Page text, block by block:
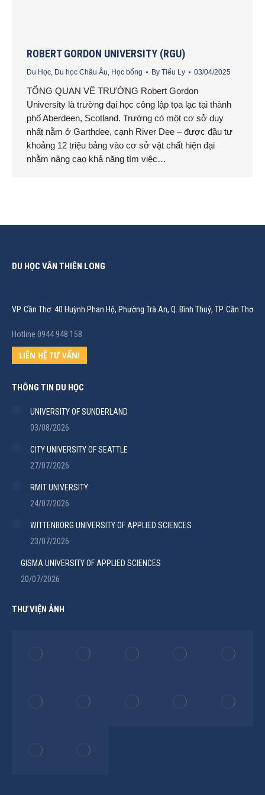
ROBERT GORDON UNIVERSITY (RGU)
Du Học, Du học Châu Âu, Học bổng By Tiểu Ly 03/04/2025
TỔNG QUAN VỀ TRƯỜNG Robert Gordon
University là trường đại học công lập tọa lạc tại thành
phố Aberdeen, Scotland. Trường có một cơ sở duy
nhất nằm ở Garthdee, cạnh River Dee – được đầu tư
khoảng 12 triệu bảng vào cơ sở vật chất hiện đại
nhằm nâng cao khả năng tìm việc…
DU HỌC VÂN THIÊN LONG
VP. Cần Thơ: 40 Huỳnh Phan Hộ, Phường Trà An, Q. Bình Thuỷ, TP. Cần Thơ
Hotline 0944 948 158
LIÊN HỆ TƯ VẤN!
THÔNG TIN DU HỌC
UNIVERSITY OF SUNDERLAND
03/08/2026
CITY UNIVERSITY OF SEATTLE
27/07/2026
RMIT UNIVERSITY
24/07/2026
WITTENBORG UNIVERSITY OF APPLIED SCIENCES
23/07/2026
GISMA UNIVERSITY OF APPLIED SCIENCES
20/07/2026
THƯ VIỆN ẢNH